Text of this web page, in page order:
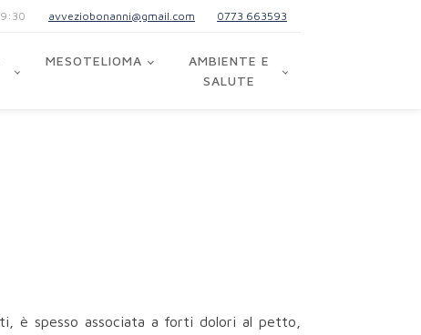
avveziobonanni@gmail.com 0773 663593
MESOTELIOMA
AMBIENTE E
SALUTE
è spesso associata a forti dolori al petto,